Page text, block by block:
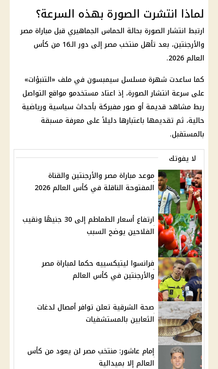
لماذا انتشرت الصورة بهذه السرعة؟
ارتبط انتشار الصورة بحالة الحماس الجماهيري قبل مباراة مصر
والأرجنتين، بعد تأهل منتخب مصر إلى دور الـ16 من كأس
العالم 2026.
كما ساعدت شهرة مسلسل سيمبسون في ملف «التنبؤات»
على سرعة انتشار الصورة، إذ اعتاد مستخدمو مواقع التواصل
ربط مشاهد قديمة أو صور مفبركة بأحداث سياسية ورياضية
حالية، ثم تقديمها باعتبارها دليلاً على معرفة مسبقة
بالمستقبل.
لا يفوتك
موعد مباراة مصر والأرجنتين والقناة
المفتوحة الناقلة في كأس العالم 2026
ارتفاع أسعار الطماطم إلى 30 جنيهًا ونقيب
الفلاحين يوضح السبب
فرانسوا ليتيكسييه حكما لمباراة مصر
والأرجنتين في كأس العالم
صحة الشرقية تعلن توافر أمصال لدغات
الثعابين بالمستشفيات
إمام عاشور: منتخب مصر لن يعود من كأس
العالم إلا بميدالية